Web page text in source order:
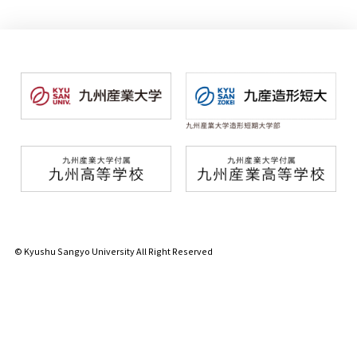
© Kyushu Sangyo University All Right Reserved